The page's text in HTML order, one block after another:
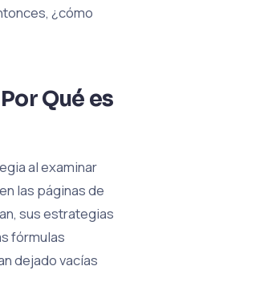
¿cómo
Qué es
al examinar
las páginas de
sus estrategias
fórmulas
dejado vacías